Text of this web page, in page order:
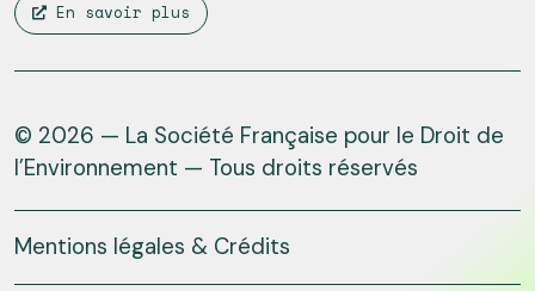
En savoir plus
© 2026 — La Société Française pour le Droit de
l’Environnement — Tous droits réservés
Mentions légales & Crédits